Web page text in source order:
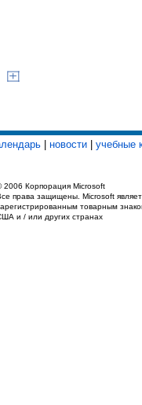
новости учебные
2006 Корпорация Microsoft
права защищены. Microsoft
товарным
и / или других странах